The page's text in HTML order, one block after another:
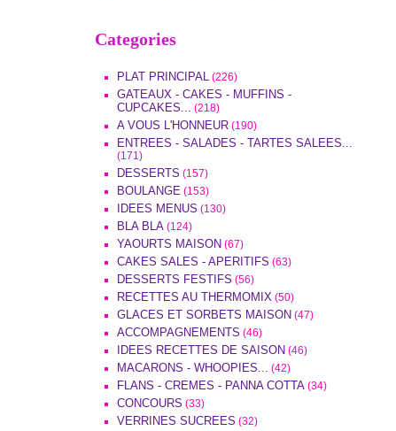
Categories
PLAT PRINCIPAL (226)
GATEAUX - CAKES - MUFFINS -
CUPCAKES... (218)
A VOUS L'HONNEUR (190)
ENTREES - SALADES - TARTES SALEES...
(171)
DESSERTS (157)
BOULANGE (153)
IDEES MENUS (130)
BLA BLA (124)
YAOURTS MAISON (67)
CAKES SALES - APERITIFS (63)
DESSERTS FESTIFS (56)
RECETTES AU THERMOMIX (50)
GLACES ET SORBETS MAISON (47)
ACCOMPAGNEMENTS (46)
IDEES RECETTES DE SAISON (46)
MACARONS - WHOOPIES... (42)
FLANS - CREMES - PANNA COTTA (34)
CONCOURS (33)
VERRINES SUCREES (32)